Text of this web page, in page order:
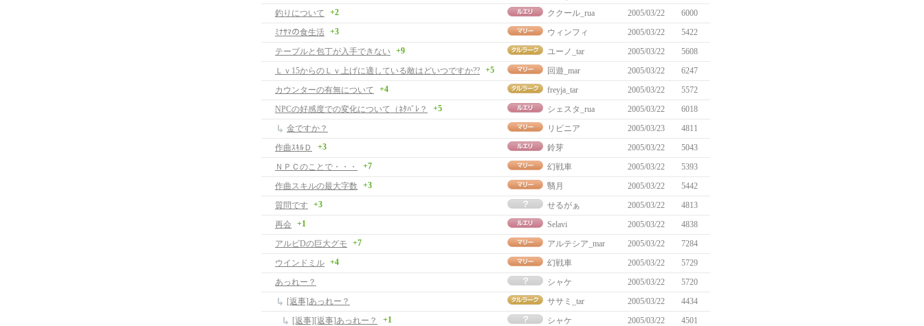
釣りについて
+2 ククール_rua 2005/03/22
6000
ﾐﾅｻﾏの食生活 +3 ウィンフィ 2005/03/22
5422
テーブルと包丁が入手できない +9 ユーノ_tar 2005/03/22
5608
Ｌｖ15からのＬｖ上げに適している敵はどいつですか?? +5 回遊_mar 2005/03/22
6247
カウンターの有無について
+4 freyja_tar 2005/03/22
5572
NPCの好感度での変化について（ﾈﾀﾊﾞﾚ？
+5 シェスタ_rua 2005/03/22
6018
金ですか？
リピニア 2005/03/23
4811
作曲ｽｷﾙＤ
+3 鈴芽 2005/03/22
5043
ＮＰＣのことで・・・
+7 幻戦車 2005/03/22
5393
作曲スキルの最大字数
+3 翳月 2005/03/22
5442
質問です
+3 せるがぁ 2005/03/22
4813
再会 +1 Selavi 2005/03/22
4838
アルビDの巨大グモ
+7 アルテシア_mar 2005/03/22
7284
ウインドミル +4 幻戦車 2005/03/22
5729
あっれー？
シャケ 2005/03/22
5720
[返事]あっれー？
ササミ_tar 2005/03/22
4434
[返事][返事]あっれー？
+1 シャケ 2005/03/22 4501